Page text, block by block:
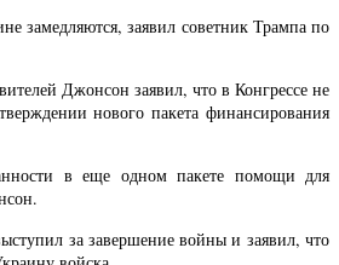
замедляются, заявил советник Трампа по
Джонсон заявил, что в Конгрессе не
нового пакета финансирования
в еще одном пакете помощи для
за завершение войны и заявил, что